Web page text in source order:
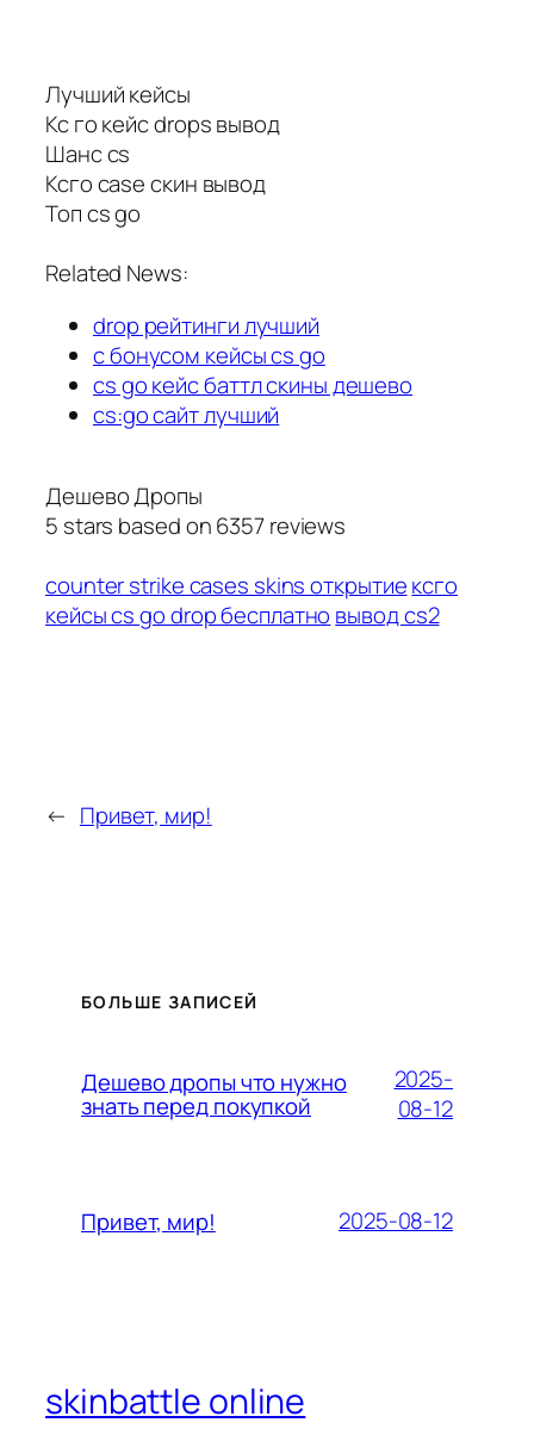
Лучший кейсы
Кс го кейс drops вывод
Шанс cs
Ксго case скин вывод
Топ cs go
Related News:
drop рейтинги лучший
с бонусом кейсы cs go
cs go кейс баттл скины дешево
cs:go сайт лучший
Дешево Дропы
5 stars based on6357reviews
counter strike cases skins открытиексго
кейсы cs go drop бесплатно вывод cs2
← Привет, мир!
БОЛЬШЕ ЗАПИСЕЙ
Дешево дропы что нужно
знать перед покупкой
2025-
08-12
Привет, мир! 2025-08-12
skinbattle online